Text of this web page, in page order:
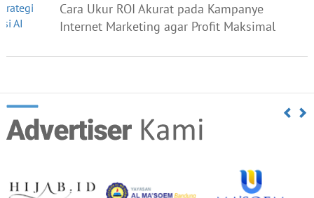
Cara Ukur ROI Akurat pada Kampanye
Internet Marketing agar Profit Maksimal